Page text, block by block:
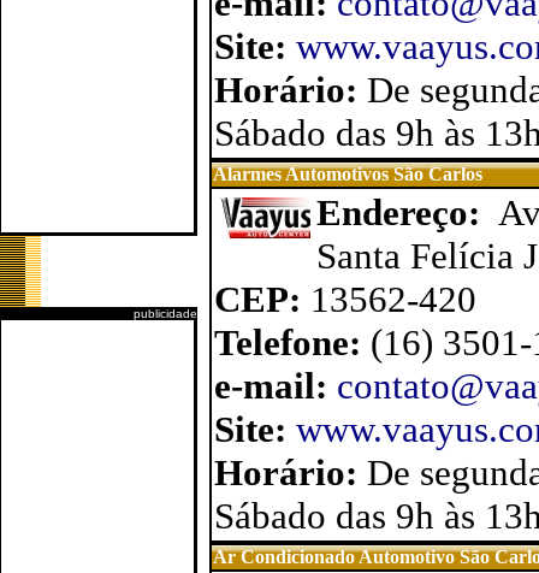
publicidade
Site:
Horário: De
Sábado das 9h às
Alarmes Automotivos São Carlos
Endereço:
Santa Felícia
CEP: 13562-420
Telefone: (16)
e-mail:
Site:
Horário: De
Sábado das 9h às
Ar Condicionado Automotivo São